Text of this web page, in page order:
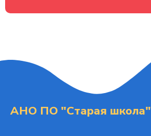
АНО ПО "Старая школа"